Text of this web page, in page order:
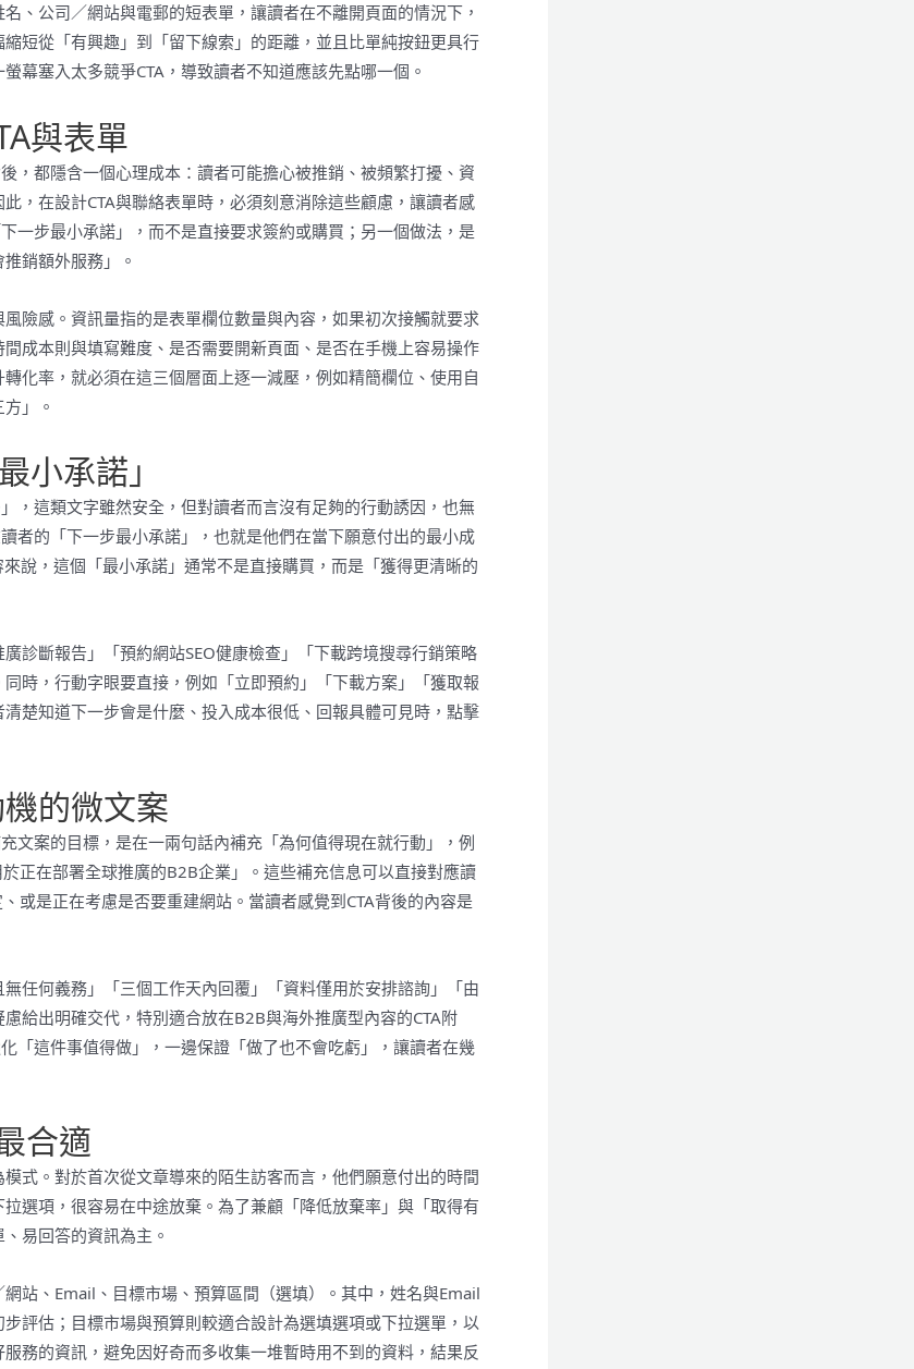
、公司／網站與電郵的短表單，讓讀者在不離開頁面的情況下，
短從「有興趣」到「留下線索」的距離，並且比單純按鈕更具行
幕塞入太多競爭CTA，導致讀者不知道應該先點哪一個。
與表單
，都隱含一個心理成本：讀者可能擔心被推銷、被頻繁打擾、資
，在設計CTA與聯絡表單時，必須刻意消除這些顧慮，讓讀者感
一步最小承諾」，而不是直接要求簽約或購買；另一個做法，是
銷額外服務」。
險感。資訊量指的是表單欄位數量與內容，如果初次接觸就要求
成本則與填寫難度、是否需要開新頁面、是否在手機上容易操作
化率，就必須在這三個層面上逐一減壓，例如精簡欄位、使用自
」。
小承諾」
，這類文字雖然安全，但對讀者而言沒有足夠的行動誘因，也無
者的「下一步最小承諾」，也就是他們在當下願意付出的最小成
說，這個「最小承諾」通常不是直接購買，而是「獲得更清晰的
診斷報告」「預約網站SEO健康檢查」「下載跨境搜尋行銷策略
時，行動字眼要直接，例如「立即預約」「下載方案」「獲取報
楚知道下一步會是什麼、投入成本很低、回報具體可見時，點擊
的微文案
文案的目標，是在一兩句話內補充「為何值得現在就行動」，例
正在部署全球推廣的B2B企業」。這些補充信息可以直接對應讀
或是正在考慮是否要重建網站。當讀者感覺到CTA背後的內容是
任何義務」「三個工作天內回覆」「資料僅用於安排諮詢」「由
給出明確交代，特別適合放在B2B與海外推廣型內容的CTA附
「這件事值得做」，一邊保證「做了也不會吃虧」，讓讀者在幾
合適
式。對於首次從文章導來的陌生訪客而言，他們願意付出的時間
選項，很容易在中途放棄。為了兼顧「降低放棄率」與「取得有
易回答的資訊為主。
站、Email、目標市場、預算區間（選填）。其中，姓名與Email
評估；目標市場與預算則較適合設計為選填選項或下拉選單，以
務的資訊，避免因好奇而多收集一堆暫時用不到的資料，結果反